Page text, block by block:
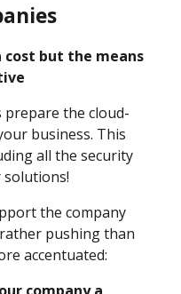
cost but the means
prepare the cloud-
business. This
all the security
the company
pushing than
accentuated: